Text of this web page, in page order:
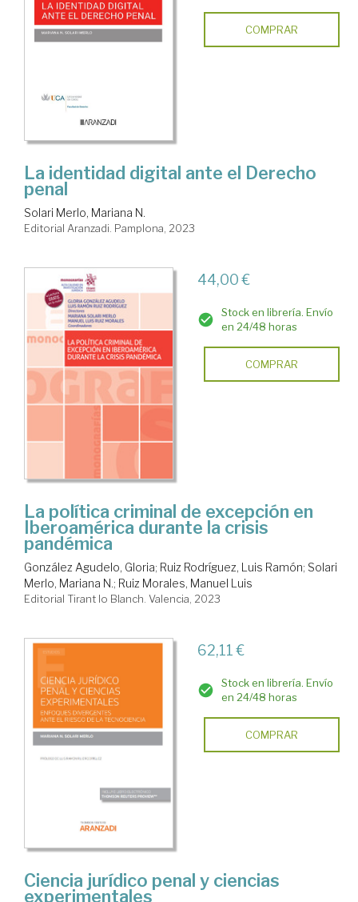
COMPRAR
La identidad digital ante el Derecho
penal
Solari Merlo, Mariana N.
Editorial Aranzadi. Pamplona, 2023
44,00 €
Stock en librería. Envío
en 24/48 horas
COMPRAR
La política criminal de excepción en
Iberoamérica durante la crisis
pandémica
González Agudelo, Gloria; Ruiz Rodríguez, Luis Ramón; Solari
Merlo, Mariana N.; Ruiz Morales, Manuel Luis
Editorial Tirant lo Blanch. Valencia, 2023
62,11 €
Stock en librería. Envío
en 24/48 horas
COMPRAR
Ciencia jurídico penal y ciencias
experimentales